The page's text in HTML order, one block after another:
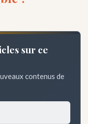
sur ce
contenus de